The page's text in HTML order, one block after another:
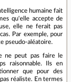
humaine fait
qu'elle accepte de
elle ne ferait pas
Par exemple, pour
pseudo-aléatoire.
ne peut pas faire le
raisonnable. Ils en
que pour des
réaliste. En termes